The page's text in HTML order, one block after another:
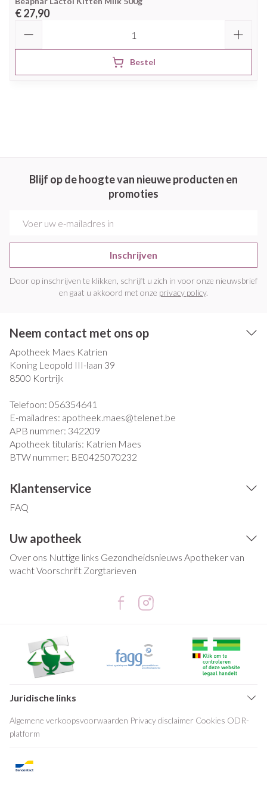
€ 27,90
Bestel
Blijf op de hoogte van nieuwe producten en
promoties
Inschrijven
Door op inschrijven te klikken, schrijft u zich in voor onze nieuwsbrief
en gaat u akkoord met onze privacy policy.
Neem contact met ons op
Apotheek Maes Katrien
Koning Leopold III-laan 39
8500 Kortrijk
Telefoon: 056354641
E-mailadres: apotheek.maes@telenet.be
APB nummer: 342209
Apotheek titularis: Katrien Maes
BTW nummer: BE0425070232
Klantenservice
FAQ
Uw apotheek
Over ons Nuttige links Gezondheidsnieuws Apotheker van
wachtVoorschrift Zorgtarieven
Juridische links
Algemene verkoopsvoorwaarden Privacy disclaimer Cookies ODR-
platform